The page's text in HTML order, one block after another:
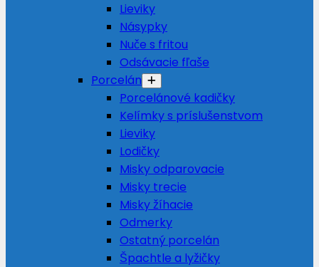
Lieviky
Násypky
Nuče s fritou
Odsávacie fľaše
Porcelán
Porcelánové kadičky
Kelímky s príslušenstvom
Lieviky
Lodičky
Misky odparovacie
Misky trecie
Misky žíhacie
Odmerky
Ostatný porcelán
Špachtle a lyžičky